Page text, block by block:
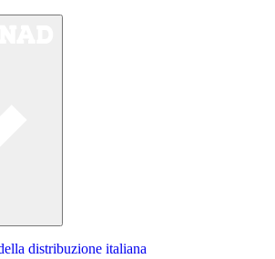
distribuzione italiana